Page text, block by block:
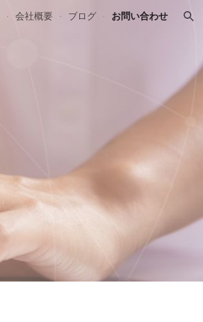
会社概要 ブログ お問い合わせ